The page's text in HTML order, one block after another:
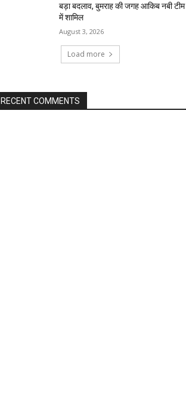
बड़ा बदलाव, बुमराह की जगह आकिब नबी टीम
में शामिल
August 3, 2026
Load more
RECENT COMMENTS